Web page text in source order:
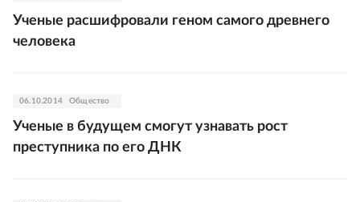
Ученые расшифровали геном самого древнего
человека
06.10.2014 Общество
Ученые в будущем смогут узнавать рост
преступника по его ДНК